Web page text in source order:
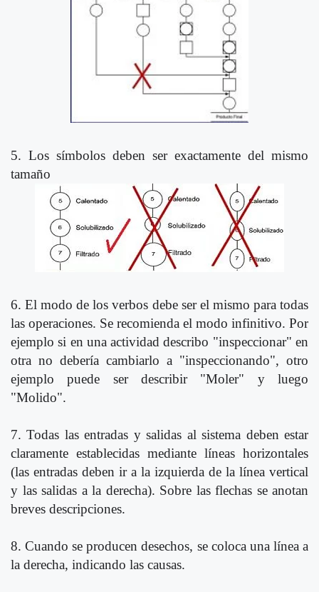
5. Los símbolos deben ser exactamente del mismo
tamaño
6. El modo de los verbos debe ser el mismo para todas
las operaciones. Se recomienda el modo infinitivo. Por
ejemplo si en una actividad describo "inspeccionar" en
otra no debería cambiarlo a "inspeccionando", otro
ejemplo puede ser describir "Moler" y luego
"Molido".
7. Todas las entradas y salidas al sistema deben estar
claramente establecidas mediante líneas horizontales
(las entradas deben ir a la izquierda de la línea vertical
y las salidas a la derecha). Sobre las flechas se anotan
breves descripciones.
8. Cuando se producen desechos, se coloca una línea a
la derecha, indicando las causas.